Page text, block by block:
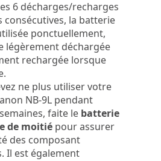
6 décharges/recharges
consécutives, la batterie
ponctuellement,
légèrement déchargée
rechargée lorsque
ne plus utiliser votre
NB-9L pendant
faite le batterie
de moitié pour assurer
des composant
Il est également